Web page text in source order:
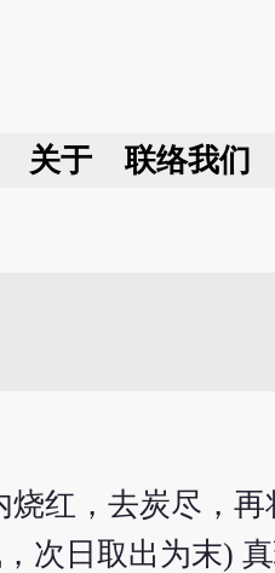
关于 联络我们
红，去炭尽，
次日取出为末)